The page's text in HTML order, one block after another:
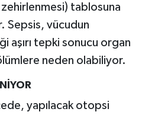
zehirlenmesi) tablosuna
Sepsis, vücudun
aşırı tepki sonucu organ
neden olabiliyor.
yapılacak otopsi